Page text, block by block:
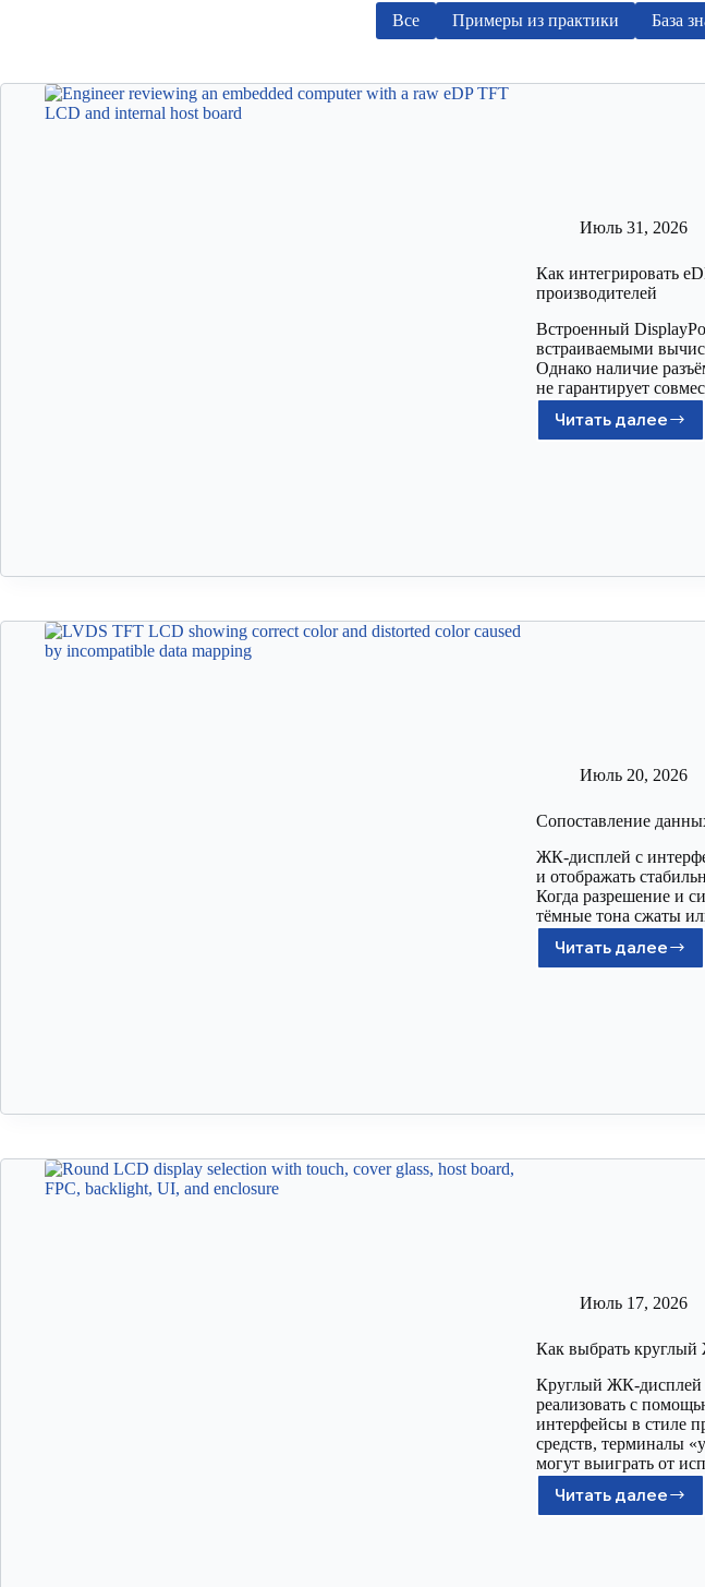
Все Примеры из практики База
Июль 31, 2026
Как интегрировать
производителей
Встроенный
встраиваемыми
Однако наличие
не гарантирует
Читать далее
Июль 20, 2026
Сопоставление
ЖК-дисплей с
и отображать
Когда разрешение и
тёмные тона сжаты
Читать далее
Июль 17, 2026
Как выбрать
Круглый ЖК-дисплей
реализовать с
интерфейсы в стиле
средств, терминалы
могут выиграть от
Читать далее